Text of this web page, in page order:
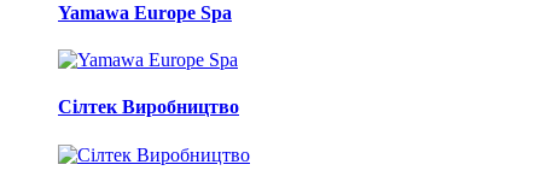
Yamawa Europe Spa
Сілтек Виробництво